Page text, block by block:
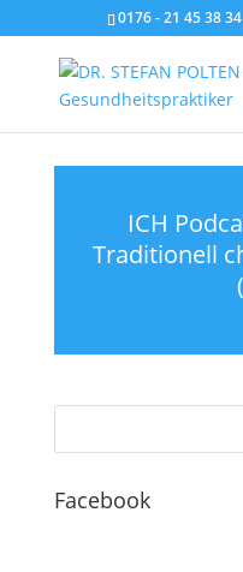
0176 - 21 45 38 34
ICH
Traditionell
Facebook